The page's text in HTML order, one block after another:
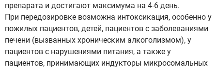
препарата и достигают максимума на 4-6 день.
При передозировке возможна интоксикация, особенно у
пожилых пациентов, детей, пациентов с заболеваниями
печени (вызванных хроническим алкоголизмом), у
пациентов с нарушениями питания, а также у
пациентов, принимающих индукторы микросомальных